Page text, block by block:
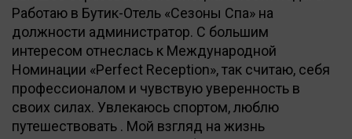
Работаю в Бутик-Отель «Сезоны Спа» на
должности администратор. С большим
интересом отнеслась к Международной
Номинации «Perfect Reception», так считаю, себя
профессионалом и чувствую уверенность в
своих силах. Увлекаюсь спортом, люблю
путешествовать . Мой взгляд на жизнь